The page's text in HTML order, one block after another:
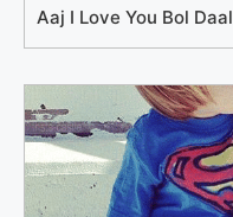
Aaj I Love You Bol Daal